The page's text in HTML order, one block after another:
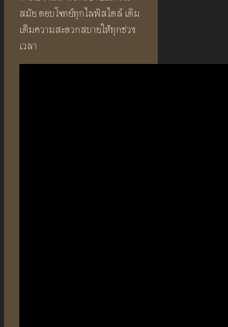
สมัย ตอบโจทย์ทุกไลฟ์สไตล์ เติม
เต็มความสะดวกสบายให้ทุกช่วง
เวลา